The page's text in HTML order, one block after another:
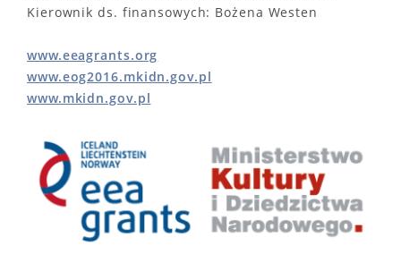
Kierownik ds. finansowych: Bożena Westen
www.eeagrants.org
www.eog2016.mkidn.gov.pl
www.mkidn.gov.pl